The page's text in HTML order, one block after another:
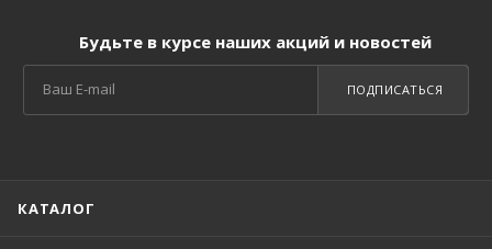
Будьте в курсе наших акций и новостей
ПОДПИСАТЬСЯ
КАТАЛОГ